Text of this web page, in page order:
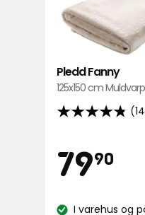
Pledd Fanny
125x150 cm
4.8
5
stjerner,
på
Pris
7990
kr
I varehus og